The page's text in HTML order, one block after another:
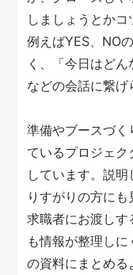
しましょうとかコ
例えばYES、NO
く、「今日はどん
などの会話に繋げ
準備やブースづ
ているプロジェク
しています。説
りすがりの方にも
求職者にお渡しす
も情報が整理し
の資料にまとめる